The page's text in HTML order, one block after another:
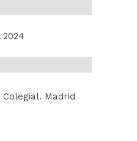
Colegial. Madrid